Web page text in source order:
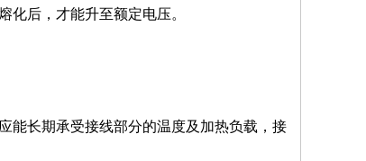
化后，才能升至额定电压。
能长期承受接线部分的温度及加热负载，接